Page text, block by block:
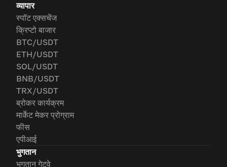
व्यापार
स्पॉट एक्सचेंज
क्रिप्टो बाजार
BTC/USDT
ETH/USDT
SOL/USDT
BNB/USDT
TRX/USDT
ब्रोकर कार्यक्रम
मार्केट मेकर प्रोग्राम
फीस
एपीआई
भुगतान
भुगतान गेटवे